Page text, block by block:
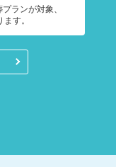
ランが対象、
す。